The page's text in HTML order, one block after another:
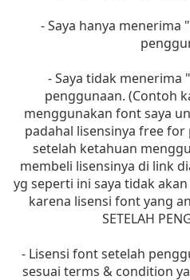
- Saya hanya
- Saya tidak menerima
penggunaan. (Contoh
menggunakan font saya
padahal lisensinya free
setelah ketahuan
membeli lisensinya di link
yg seperti ini saya tidak akan
karena lisensi font yang
SETELAH
- Lisensi font setelah
sesuai terms & condition